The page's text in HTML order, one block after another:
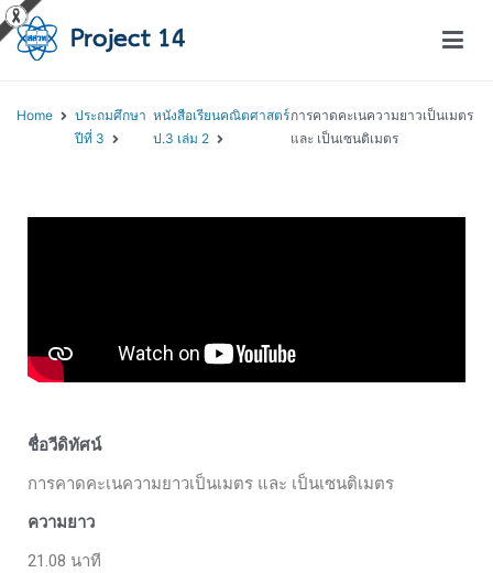
Home
ประถมศึกษา
ปีที่ 3
หนังสือเรียนคณิตศาสตร์
ป.3 เล่ม 2
การคาดคะเนความยาวเป็นเมตร
และ เป็นเซนติเมตร
ชื่อวีดิทัศน์
การคาดคะเนความยาวเป็นเมตร และ เป็นเซนติเมตร
ความยาว
21.08 นาที